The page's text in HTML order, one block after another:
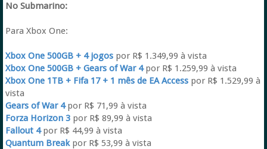
No Submarino:
Para Xbox One:
Xbox One 500GB + 4 jogos por R$ 1.349,99 à vista
Xbox One 500GB + Gears of War 4por R$ 1.259,99 à vista
Xbox One 1TB + Fifa 17 + 1 mês de EA Access por R$ 1.529,99 à
vista
Gears of War 4por R$ 71,99 à vista
Forza Horizon 3por R$ 89,99 à vista
Fallout 4por R$ 44,99 à vista
Quantum Breakpor R$ 53,99 à vista